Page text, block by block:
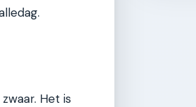
Het is